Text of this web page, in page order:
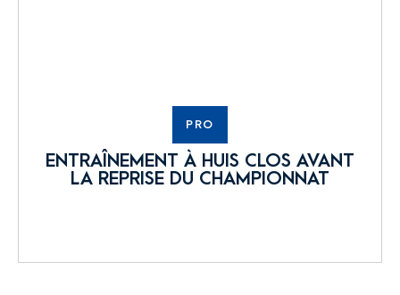
PRO
ENTRAÎNEMENT À HUIS CLOS AVANT
LA REPRISE DU CHAMPIONNAT